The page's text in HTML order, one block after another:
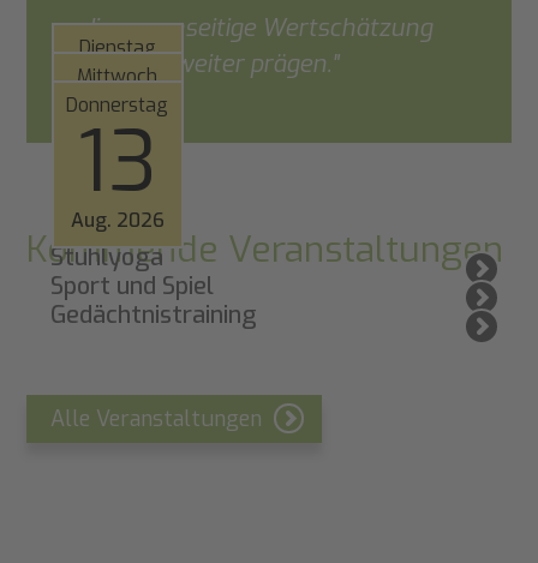
die gegenseitige Wertschätzung
weiter prägen."
Kommende Veranstaltungen
Stuhlyoga
Dienstag
11
Aug. 2026
Sport und Spiel
Mittwoch
12
Aug. 2026
Gedächtnistraining
Donnerstag
13
Aug. 2026
Alle Veranstaltungen